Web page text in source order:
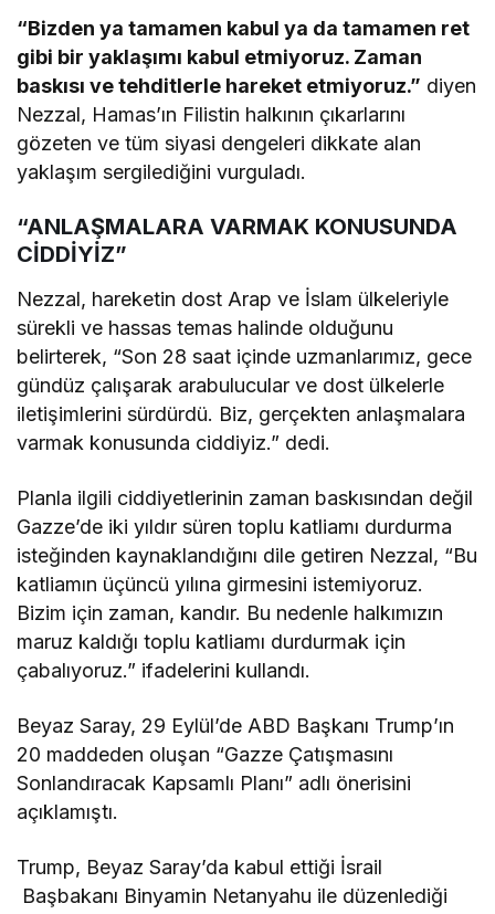
“Bizden ya tamamen kabul ya da tamamen ret
gibi bir yaklaşımı kabul etmiyoruz. Zaman
baskısı ve tehditlerle hareket etmiyoruz.” diyen
Nezzal, Hamas’ın Filistin halkının çıkarlarını
gözeten ve tüm siyasi dengeleri dikkate alan
yaklaşım sergilediğini vurguladı.
“ANLAŞMALARA VARMAK KONUSUNDA
CİDDİYİZ”
Nezzal, hareketin dost Arap ve İslam ülkeleriyle
sürekli ve hassas temas halinde olduğunu
belirterek, “Son 28 saat içinde uzmanlarımız, gece
gündüz çalışarak arabulucular ve dost ülkelerle
iletişimlerini sürdürdü. Biz, gerçekten anlaşmalara
varmak konusunda ciddiyiz.” dedi.
Planla ilgili ciddiyetlerinin zaman baskısından değil
Gazze’de iki yıldır süren toplu katliamı durdurma
isteğinden kaynaklandığını dile getiren Nezzal, “Bu
katliamın üçüncü yılına girmesini istemiyoruz.
Bizim için zaman, kandır. Bu nedenle halkımızın
maruz kaldığı toplu katliamı durdurmak için
çabalıyoruz.” ifadelerini kullandı.
Beyaz Saray, 29 Eylül’de ABD Başkanı Trump’ın
20 maddeden oluşan “Gazze Çatışmasını
Sonlandıracak Kapsamlı Planı” adlı önerisini
açıklamıştı.
Trump, Beyaz Saray’da kabul ettiği İsrail
Başbakanı Binyamin Netanyahu ile düzenlediği